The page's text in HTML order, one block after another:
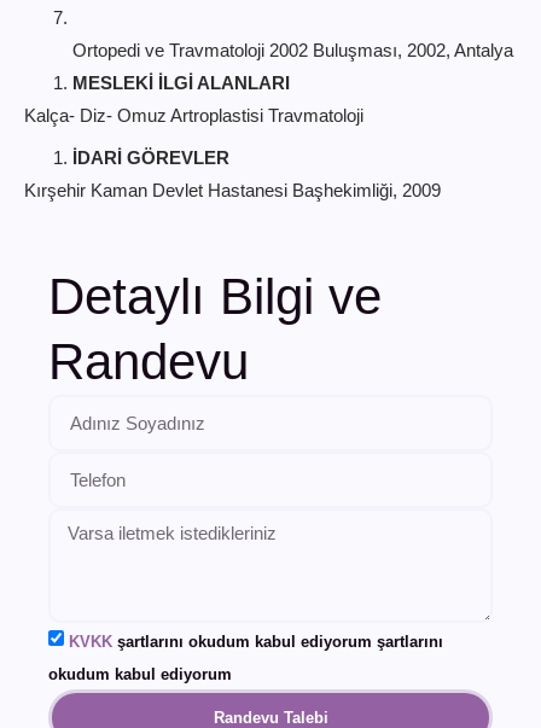
Ortopedi ve Travmatoloji 2002 Buluşması, 2002, Antalya
MESLEKİ İLGİ ALANLARI
Kalça- Diz- Omuz Artroplastisi Travmatoloji
İDARİ GÖREVLER
Kırşehir Kaman Devlet Hastanesi Başhekimliği, 2009
Detaylı Bilgi ve
Randevu
KVKK şartlarını okudum kabul ediyorum şartlarını
okudum kabul ediyorum
Randevu Talebi